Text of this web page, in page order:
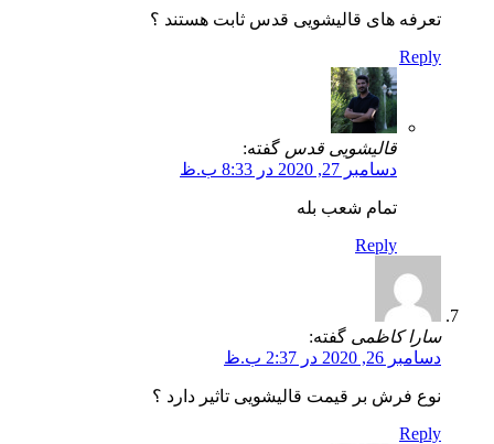
تعرفه های قالیشویی قدس ثابت هستند ؟
Reply
قالیشویی قدس گفته:
دسامبر 27, 2020 در 8:33 ب.ظ
تمام شعب بله
Reply
سارا کاظمی گفته:
دسامبر 26, 2020 در 2:37 ب.ظ
نوع فرش بر قیمت قالیشویی تاثیر دارد ؟
Reply